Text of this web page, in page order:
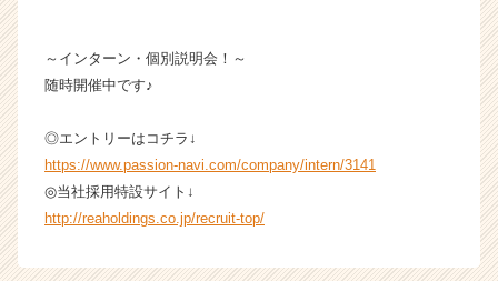
～インターン・個別説明会！～
随時開催中です♪
◎エントリーはコチラ↓
https://www.passion-navi.com/company/intern/3141
◎当社採用特設サイト↓
http://reaholdings.co.jp/recruit-top/